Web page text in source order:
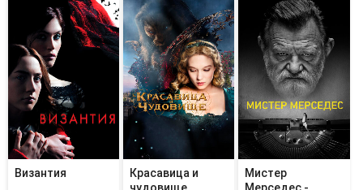
Византия
Красавица и
Мистер